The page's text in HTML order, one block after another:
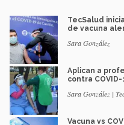
TecSalud
de vacuna
Sara González
Aplican a
contra COVID-
Sara González |
Vacuna vs